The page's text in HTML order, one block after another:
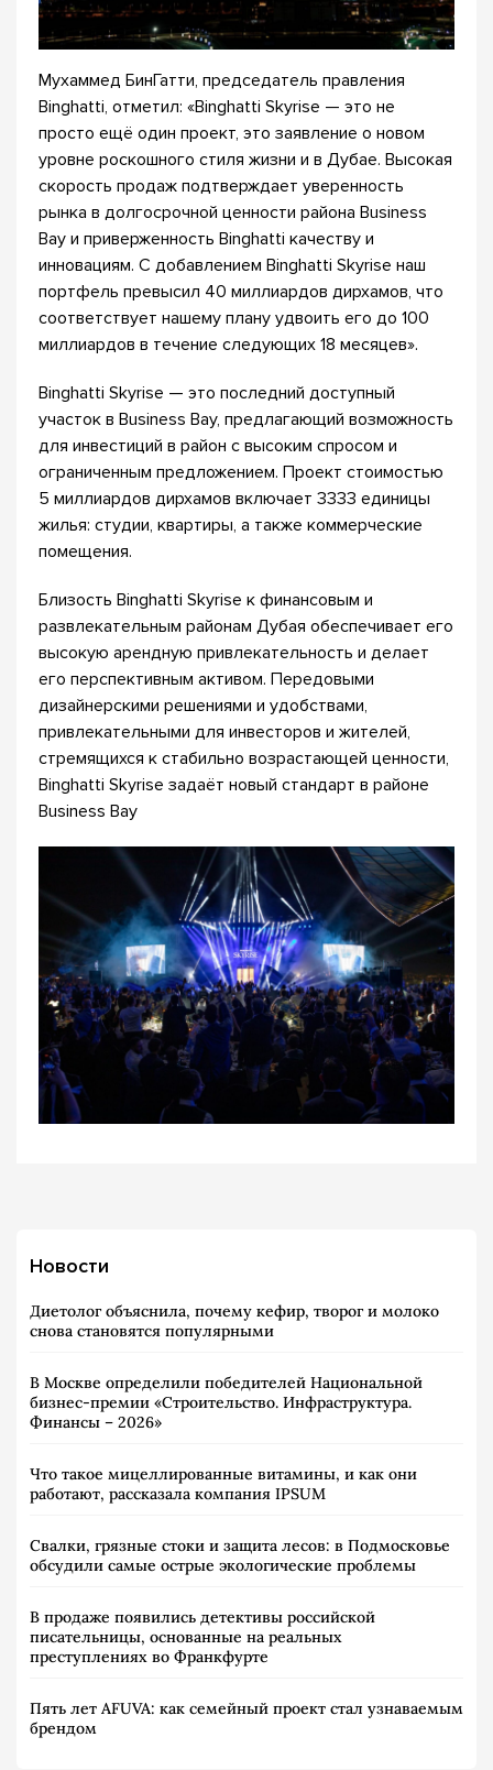
Мухаммед БинГатти, председатель правления
Binghatti, отметил: «Binghatti Skyrise — это не
просто ещё один проект, это заявление о новом
уровне роскошного стиля жизни и в Дубае. Высокая
скорость продаж подтверждает уверенность
рынка в долгосрочной ценности района Business
Bay и приверженность Binghatti качеству и
инновациям. С добавлением Binghatti Skyrise наш
портфель превысил 40 миллиардов дирхамов, что
соответствует нашему плану удвоить его до 100
миллиардов в течение следующих 18 месяцев».
Binghatti Skyrise — это последний доступный
участок в Business Bay, предлагающий возможность
для инвестиций в район с высоким спросом и
ограниченным предложением. Проект стоимостью
5 миллиардов дирхамов включает 3333 единицы
жилья: студии, квартиры, а также коммерческие
помещения.
Близость Binghatti Skyrise к финансовым и
развлекательным районам Дубая обеспечивает его
высокую арендную привлекательность и делает
его перспективным активом. Передовыми
дизайнерскими решениями и удобствами,
привлекательными для инвесторов и жителей,
стремящихся к стабильно возрастающей ценности,
Binghatti Skyrise задаёт новый стандарт в районе
Business Bay
Новости
Диетолог объяснила, почему кефир, творог и молоко
снова становятся популярными
В Москве определили победителей Национальной
бизнес-премии «Строительство. Инфраструктура.
Финансы – 2026»
Что такое мицеллированные витамины, и как они
работают, рассказала компания IPSUM
Свалки, грязные стоки и защита лесов: в Подмосковье
обсудили самые острые экологические проблемы
В продаже появились детективы российской
писательницы, основанные на реальных
преступлениях во Франкфурте
Пять лет AFUVA: как семейный проект стал узнаваемым
брендом